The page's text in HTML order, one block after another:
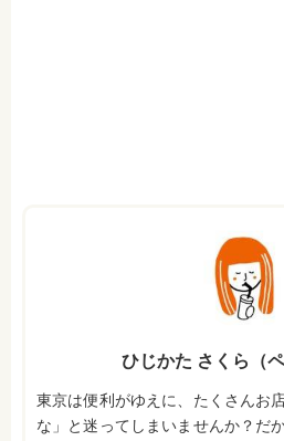
ひじかた さくら（
東京は便利がゆえに、たくさんお
な」と迷ってしまいませんか？だ